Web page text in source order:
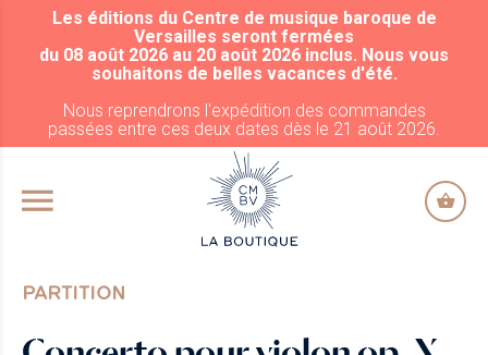
ALLER AU CONTENU PRINCIPAL
Les éditions du Centre de musique baroque de
Versailles seront fermées
du 08 août 2026 au 20 août 2026 inclus. Nous vous
souhaitons de belles vacances d'été.
Nous reprendrons l'expédition des commandes
passées entre ces deux dates dès le 21 août 2026.
PARTITION